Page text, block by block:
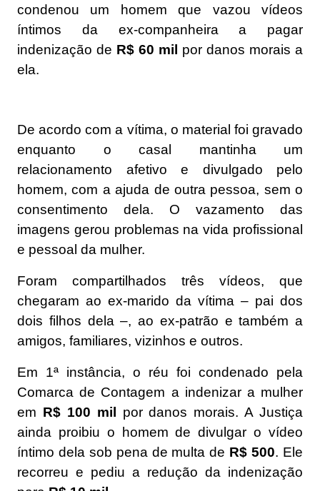
condenou um homem que vazou vídeos
íntimos da ex-companheira a pagar
indenização de R$ 60 mil
por danos morais a
ela.
De acordo com a vítima, o material foi gravado
enquanto o casal mantinha um
relacionamento afetivo e divulgado pelo
homem, com a ajuda de outra pessoa, sem o
consentimento dela. O vazamento das
imagens gerou problemas na vida profissional
e pessoal da mulher.
Foram compartilhados três vídeos, que
chegaram ao ex-marido da vítima – pai dos
dois filhos dela –, ao ex-patrão e também a
amigos, familiares, vizinhos e outros.
Em 1ª instância, o réu foi condenado pela
Comarca de Contagem a indenizar a mulher
em R$ 100 mil
por danos morais. A Justiça
ainda proibiu o homem de divulgar o vídeo
íntimo dela sob pena de multa de R$ 500. Ele
recorreu e pediu a redução da indenização